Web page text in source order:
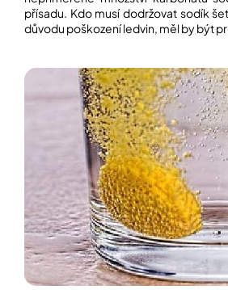
přísadu. Kdo musí dodržovat sodík
důvodu poškození ledvin, měl by být